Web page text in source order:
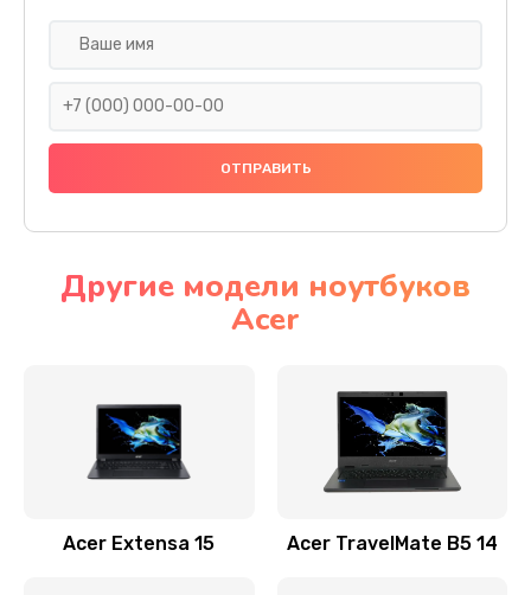
Ремонт подсветки
Настройка BIOS
Замена видеочипа
Заказать
Другие модели ноутбуков
Acer
Acer Extensa 15 Acer TravelMate B5 14